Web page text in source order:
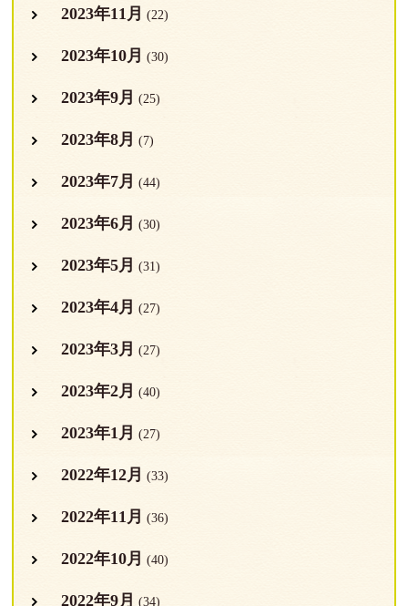
2023年11月 (22)
2023年10月 (30)
2023年9月 (25)
2023年8月 (7)
2023年7月 (44)
2023年6月 (30)
2023年5月 (31)
2023年4月 (27)
2023年3月 (27)
2023年2月 (40)
2023年1月 (27)
2022年12月 (33)
2022年11月 (36)
2022年10月 (40)
2022年9月 (34)